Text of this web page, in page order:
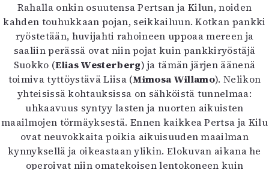
Info
Tilaus ja irtonumerot
Yhteistyössä
Toimitus
Mediatiedot
Kaltio ry
Rahalla onkin osuutensa Pertsan ja Kilun, noiden
kahden touhukkaan pojan, seikkailuun. Kotkan pankki
ryöstetään, huvijahti rahoineen uppoaa mereen ja
saaliin perässä ovat niin pojat kuin pankkiryöstäjä
Suokko (Elias Westerberg) ja tämän järjen äänenä
toimiva tyttöystävä Liisa (Mimosa Willamo). Nelikon
yhteisissä kohtauksissa on sähköistä tunnelmaa:
uhkaavuus syntyy lasten ja nuorten aikuisten
maailmojen törmäyksestä. Ennen kaikkea Pertsa ja Kilu
ovat neuvokkaita poikia aikuisuuden maailman
kynnyksellä ja oikeastaan ylikin. Elokuvan aikana he
operoivat niin omatekoisen lentokoneen kuin